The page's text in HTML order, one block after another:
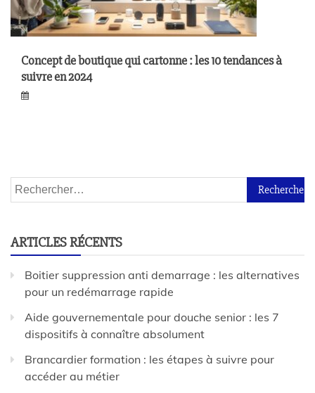
Concept de boutique qui cartonne : les 10 tendances à
suivre en 2024
ARTICLES RÉCENTS
Boitier suppression anti demarrage : les alternatives
pour un redémarrage rapide
Aide gouvernementale pour douche senior : les 7
dispositifs à connaître absolument
Brancardier formation : les étapes à suivre pour
accéder au métier